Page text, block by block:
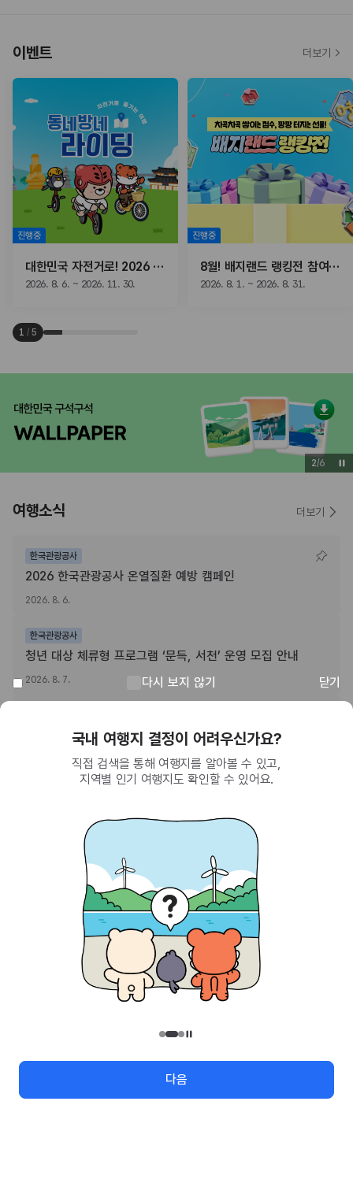
이벤트
진행중
대한민국 자전거로! 2026 동네방네 라이딩
2026. 8. 6. ~ 2026. 11. 30.
진행중
8월! 배지랜드 랭킹전 참여하고, 선물받자!
2026. 8. 1. ~ 2026. 8. 31.
1 / 5
더보기
2/6
여행소식
한국관광공사
2026 한국관광공사 온열질환 예방 캠페인
2026. 8. 6.
한국관광공사
청년 대상 체류형 프로그램 ‘문득, 서천’ 운영 모집 안내
2026. 8. 7.
더보기
다시 보지 않기 닫기
회원이 되면 받을 수 있는 혜택
SNS를 통한 간편 가입으로 한국관광공사에서
제공하는 다양한 혜택을 누려보세요.
대구석 회원이 되어볼래요!
지역번호
관광정보 수정/신규요청
유관기관
(26464) 강원특별자치도 원주시 세계로 10
대표전화 033-738-3000 (유료, 평일 09시~18시)
메뉴 검색 여행지도 로그인